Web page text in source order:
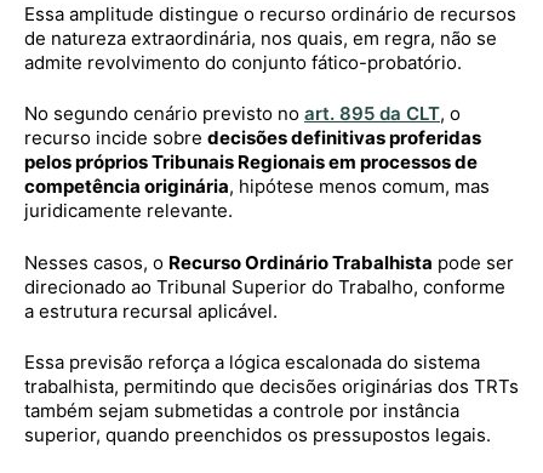
Essa amplitude distingue o recurso ordinário de recursos
de natureza extraordinária, nos quais, em regra, não se
admite revolvimento do conjunto fático-probatório.
No segundo cenário previsto no art. 895 da CLT, o
recurso incide sobre decisões definitivas proferidas
pelos próprios Tribunais Regionais em processos de
competência originária, hipótese menos comum, mas
juridicamente relevante.
Nesses casos, o Recurso Ordinário Trabalhista pode ser
direcionado ao Tribunal Superior do Trabalho, conforme
a estrutura recursal aplicável.
Essa previsão reforça a lógica escalonada do sistema
trabalhista, permitindo que decisões originárias dos TRTs
também sejam submetidas a controle por instância
superior, quando preenchidos os pressupostos legais.